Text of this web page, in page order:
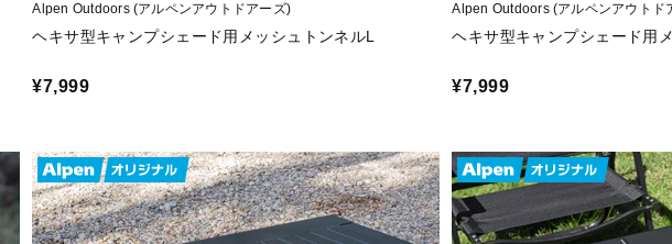
Alpen Outdoors (アルペンアウトドアーズ)
ヘキサ型キャンプシェード用メッシュトンネルL
¥7,999
Alpen Outdoors (アルペンアウトド
ヘキサ型キャンプシェード用
¥7,999